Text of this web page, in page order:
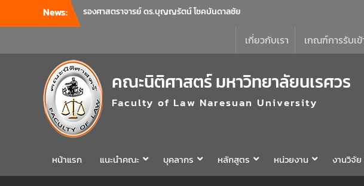
News:
บริหารคณะพบบุคลากรคณะนิติศาสตร์ เพื่อ
ร่วมแจ้งนโยบายแนวทางการบริหารงานในแต่ละ
ด้านของคณะ รวมทั้งการเตรียมความพร้อมการ
จัดการเรียนการสอนรายวิชาวิจัยทางกฎหมาย
และรายวิชาตรรกศาสตร์และการเขียนในทาง
นิติศาสตร์ ณ ห้องประชุมชั้น 3 อาคารคณะ
นิติศาสตร์ มหาวิทยาลัยนเรศวร
คณะนิติศาสตร์ มหาวิทยาลัยนเรศวร จัด
และปฐมพยาบาลเบื้องต้น ประจำปี 2569 ณ ห้อง
เกี่ยวกับเรา เกณฑ์การรับเ
คณะนิติศาสตร์ มหาวิทยาลัยนเรศวร
Faculty of Law Naresuan University
หน้าแรก แนะนำคณะ บุคลากร หลักสูตร หน่วยงาน งานวิจัย